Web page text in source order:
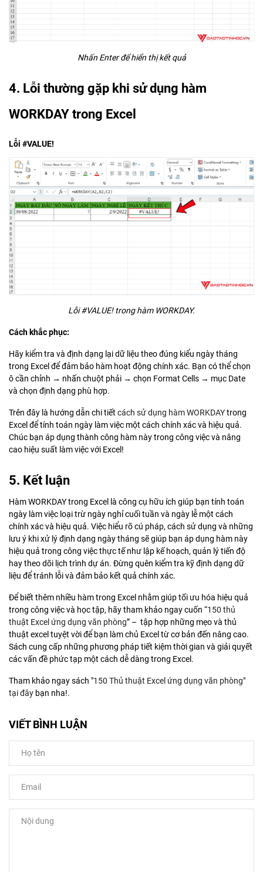
Nhấn Enter để hiển thị kết quả
4. Lỗi thường gặp khi sử dụng hàm
WORKDAY trong Excel
Lỗi #VALUE!
Lỗi #VALUE! trong hàm WORKDAY.
Cách khắc phục:
Hãy kiểm tra và định dạng lại dữ liệu theo đúng kiểu ngày tháng
trong Excel để đảm bảo hàm hoạt động chính xác. Bạn có thể chọn
ô cần chỉnh → nhấn chuột phải → chọn Format Cells → mục Date
và chọn định dạng phù hợp.
Trên đây là hướng dẫn chi tiết cách sử dụng hàm WORKDAYtrong
Excel để tính toán ngày làm việc một cách chính xác và hiệu quả.
Chúc bạn áp dụng thành công hàm này trong công việc và nâng
cao hiệu suất làm việc với Excel!
5. Kết luận
Hàm WORKDAY trong Excel là công cụ hữu ích giúp bạn tính toán
ngày làm việc loại trừ ngày nghỉ cuối tuần và ngày lễ một cách
chính xác và hiệu quả. Việc hiểu rõ cú pháp, cách sử dụng và những
lưu ý khi xử lý định dạng ngày tháng sẽ giúp bạn áp dụng hàm này
hiệu quả trong công việc thực tế như lập kế hoạch, quản lý tiến độ
hay theo dõi lịch trình dự án. Đừng quên kiểm tra kỹ định dạng dữ
liệu để tránh lỗi và đảm bảo kết quả chính xác.
Để biết thêm nhiều hàm trong Excel nhằm giúp tối ưu hóa hiệu quả
trong công việc và học tập, hãy tham khảo ngay cuốn “150 thủ
thuật Excel ứng dụng văn phòng” – tập hợp những mẹo và thủ
thuật excel tuyệt vời để bạn làm chủ Excel từ cơ bản đến nâng cao.
Sách cung cấp những phương pháp tiết kiệm thời gian và giải quyết
các vấn đề phức tạp một cách dễ dàng trong Excel.
Tham khảo ngay sách "150 Thủ thuật Excel ứng dụng văn phòng"
tại đây bạn nha!.
VIẾT BÌNH LUẬN